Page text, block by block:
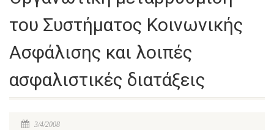
του Συστήματος Κοινωνικής
Ασφάλισης και λοιπές
ασφαλιστικές διατάξεις
3/4/2008